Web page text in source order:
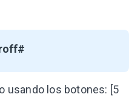
usando los botones: [5